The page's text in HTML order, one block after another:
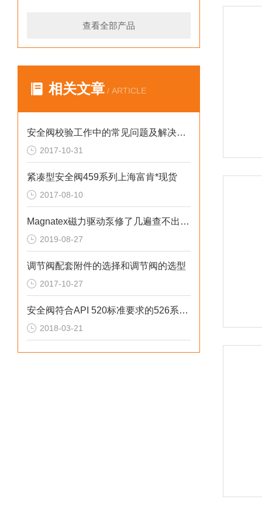
查看全部产品
相关文章 / ARTICLE
安全阀校验工作中的常见问题及解决措施
2017-10-31
紧凑型安全阀459系列上海富肯*现货
2017-08-10
Magnatex磁力驱动泵修了几遍查不出问题，该怎么办？
2019-08-27
调节阀配套附件的选择和调节阀的选型
2017-10-27
安全阀符合API 520标准要求的526系列上海富肯价格
2018-03-21